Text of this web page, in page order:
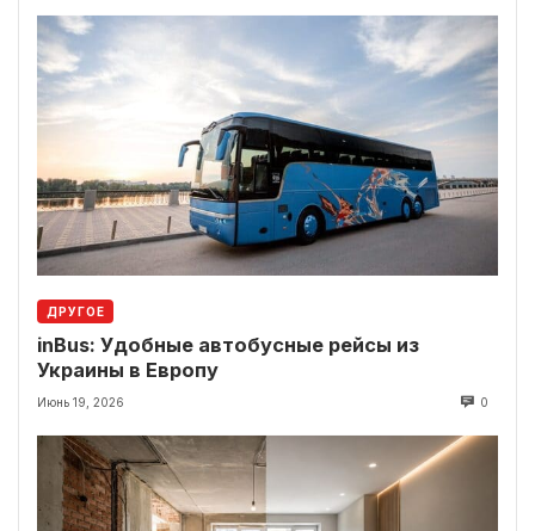
ДРУГОЕ
inBus: Удобные автобусные рейсы из
Украины в Европу
Июнь 19, 2026 0